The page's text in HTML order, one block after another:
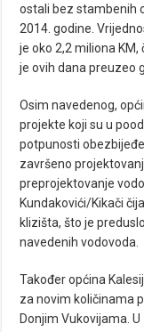
ostali bez stambenih
2014. godine.
je oko 2,2 miliona
je ovih dana preuzeo
Osim navedenog,
projekte koji su u
potpunosti
završeno
preprojektovanje
Kundakovići/Kikači
klizišta, što je
navedenih vodovoda.
Također općina
za novim količinama
Donjim Vukovijama.